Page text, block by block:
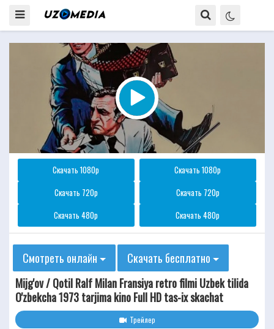
Скачать 1080p
Скачать 1080p
Скачать 720p
Скачать 720p
Скачать 480p
Скачать 480p
Смотреть онлайн
Скачать бесплатно
Mijg'ov / Qotil Ralf Milan Fransiya retro filmi Uzbek tilida
O'zbekcha 1973 tarjima kino Full HD tas-ix skachat
Трейлер